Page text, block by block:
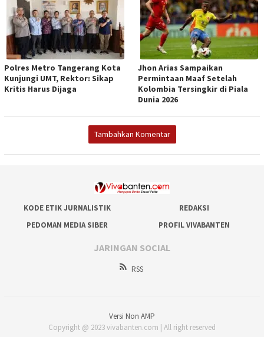
Polres Metro Tangerang Kota
Kunjungi UMT, Rektor: Sikap
Kritis Harus Dijaga
Jhon Arias Sampaikan
Permintaan Maaf Setelah
Kolombia Tersingkir di Piala
Dunia 2026
Tambahkan Komentar
KODE ETIK JURNALISTIK
REDAKSI
PEDOMAN MEDIA SIBER
PROFIL VIVABANTEN
JARINGAN SOCIAL
RSS
Versi Non AMP
Copyright @ 2023 vivabanten.com | All right reserved